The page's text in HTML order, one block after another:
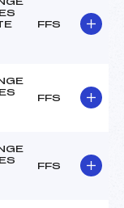
FFS
FFS
FFS